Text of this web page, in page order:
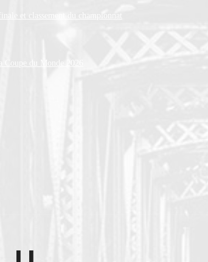
et classement du championnat
du Monde 2026